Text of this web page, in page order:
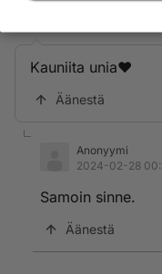
Kauniita unia❤️
Äänestä
Anonyymi
2024-02-28
Samoin sinne.
Äänestä